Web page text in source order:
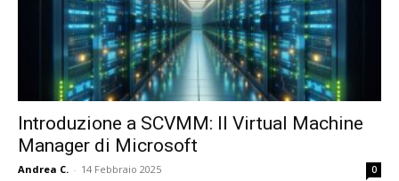
Introduzione a SCVMM: Il Virtual Machine
Manager di Microsoft
Andrea C. - 14 Febbraio 2025 0